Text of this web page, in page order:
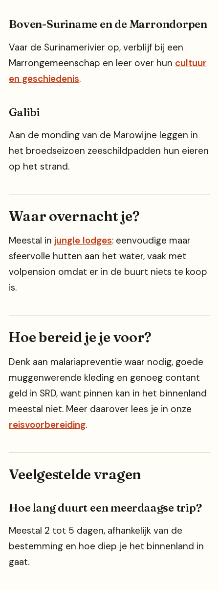
Boven-Suriname en de Marrondorpen
Vaar de Surinamerivier op, verblijf bij een
Marrongemeenschap en leer over hun cultuur
en geschiedenis.
Galibi
Aan de monding van de Marowijne leggen in
het broedseizoen zeeschildpadden hun eieren
op het strand.
Waar overnacht je?
Meestal in jungle lodges: eenvoudige maar
sfeervolle hutten aan het water, vaak met
volpension omdat er in de buurt niets te koop
is.
Hoe bereid je je voor?
Denk aan malariapreventie waar nodig, goede
muggenwerende kleding en genoeg contant
geld in SRD, want pinnen kan in het binnenland
meestal niet. Meer daarover lees je in onze
reisvoorbereiding.
Veelgestelde vragen
Hoe lang duurt een meerdaagse trip?
Meestal 2 tot 5 dagen, afhankelijk van de
bestemming en hoe diep je het binnenland in
gaat.